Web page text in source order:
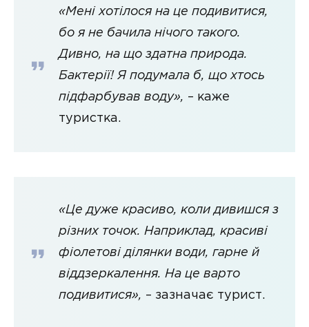
«Мені хотілося на це подивитися,
бо я не бачила нічого такого.
Дивно, на що здатна природа.
Бактерії! Я подумала б, що хтось
підфарбував воду», – каже
туристка.
«Це дуже красиво, коли дивишся з
різних точок. Наприклад, красиві
фіолетові ділянки води, гарне й
віддзеркалення. На це варто
подивитися», – зазначає турист.